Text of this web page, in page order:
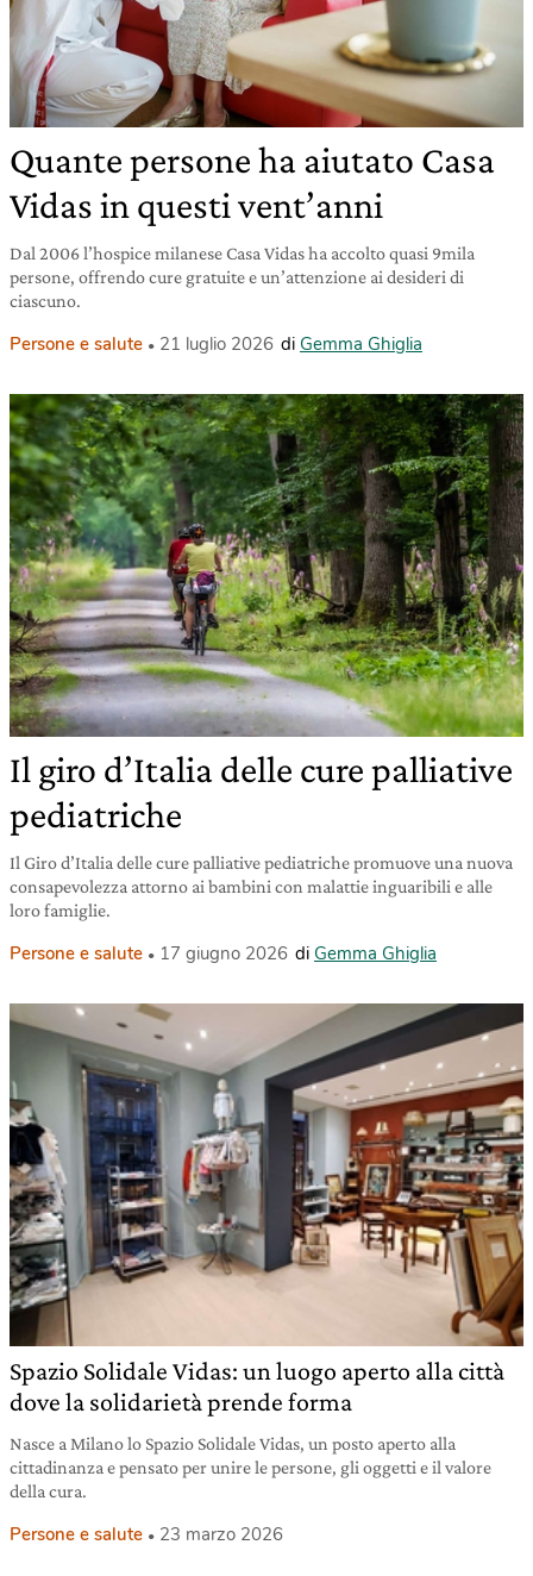
Quante persone ha aiutato Casa
Vidas in questi vent’anni
Dal 2006 l’hospice milanese Casa Vidas ha accolto quasi 9mila
persone, offrendo cure gratuite e un’attenzione ai desideri di
ciascuno.
Persone e salute 21 luglio 2026 di Gemma Ghiglia
Il giro d’Italia delle cure palliative
pediatriche
Il Giro d’Italia delle cure palliative pediatriche promuove una nuova
consapevolezza attorno ai bambini con malattie inguaribili e alle
loro famiglie.
Persone e salute 17 giugno 2026 di Gemma Ghiglia
Spazio Solidale Vidas: un luogo aperto alla città
dove la solidarietà prende forma
Nasce a Milano lo Spazio Solidale Vidas, un posto aperto alla
cittadinanza e pensato per unire le persone, gli oggetti e il valore
della cura.
Persone e salute 23 marzo 2026